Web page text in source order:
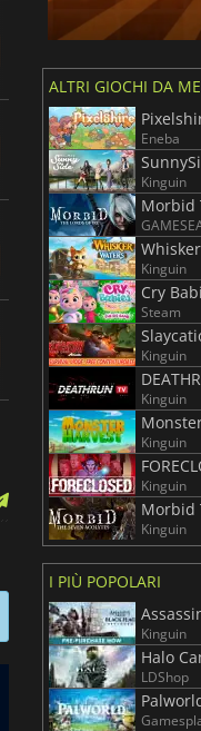
ALTRI GIOCHI DA
Eneba
Kinguin
Morbid
Kinguin
Steam
Kinguin
Kinguin
Kinguin
Kinguin
Morbid
Kinguin
I PIÙ POPOLARI
Kinguin
Halo
LDShop